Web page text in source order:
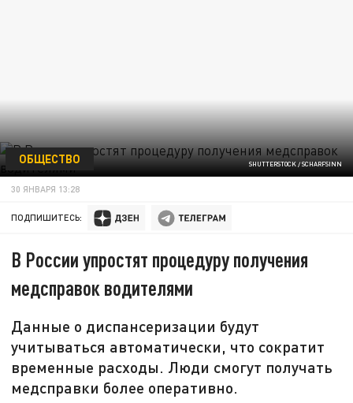
SHUTTERSTOCK / SCHARFSINN
ОБЩЕСТВО
30 ЯНВАРЯ 13:28
ПОДПИШИТЕСЬ:
В России упростят процедуру получения
медсправок водителями
Данные о диспансеризации будут
учитываться автоматически, что сократит
временные расходы. Люди смогут получать
медсправки более оперативно.